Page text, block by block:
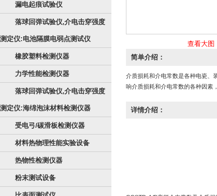
漏电起痕试验仪
落球回弹试验仪,介电击穿强度
测定仪:电池隔膜电弱点测试仪
橡胶塑料检测仪器
力学性能检测仪器
落球回弹试验仪,介电击穿强度
测定仪:海绵泡沫材料检测仪器
受电弓/碳滑板检测仪器
材料热物理性能实验设备
热物性检测仪器
粉末测试设备
查看大图
简单介绍：
介质损耗和介电常数是各种电瓷、
响介质损耗和介电常数的各种因素
详情介绍：